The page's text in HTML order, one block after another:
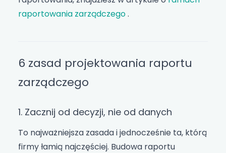
raportowania zarządczego.
6 zasad projektowania raportu
zarządczego
1. Zacznij od decyzji, nie od danych
To najważniejsza zasada i jednocześnie ta, którą
firmy łamią najczęściej. Budowa raportu